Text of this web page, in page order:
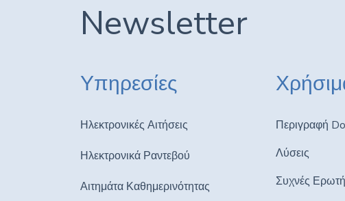
Newsletter
Υπηρεσίες
Ηλεκτρονικές Αιτήσεις
Ηλεκτρονικά Ραντεβού
Αιτημάτα Καθημερινότητας
Περιγραφή
Λύσεις
Συχνές